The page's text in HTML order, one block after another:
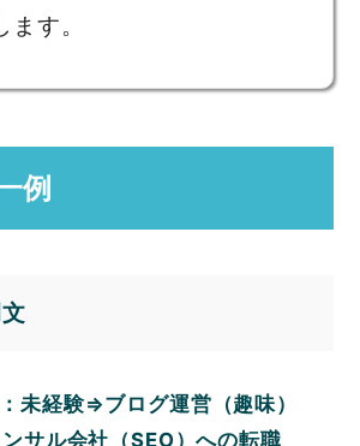
ます。
例
未経験⇒ブログ運営（趣味）
サル会社（SEO）への転職